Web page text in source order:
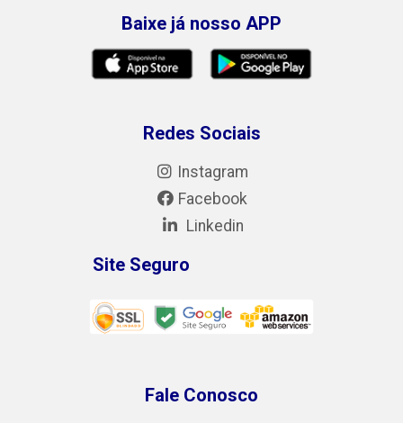
Baixe já nosso APP
Redes Sociais
Instagram
Facebook
Linkedin
Site Seguro
Fale Conosco